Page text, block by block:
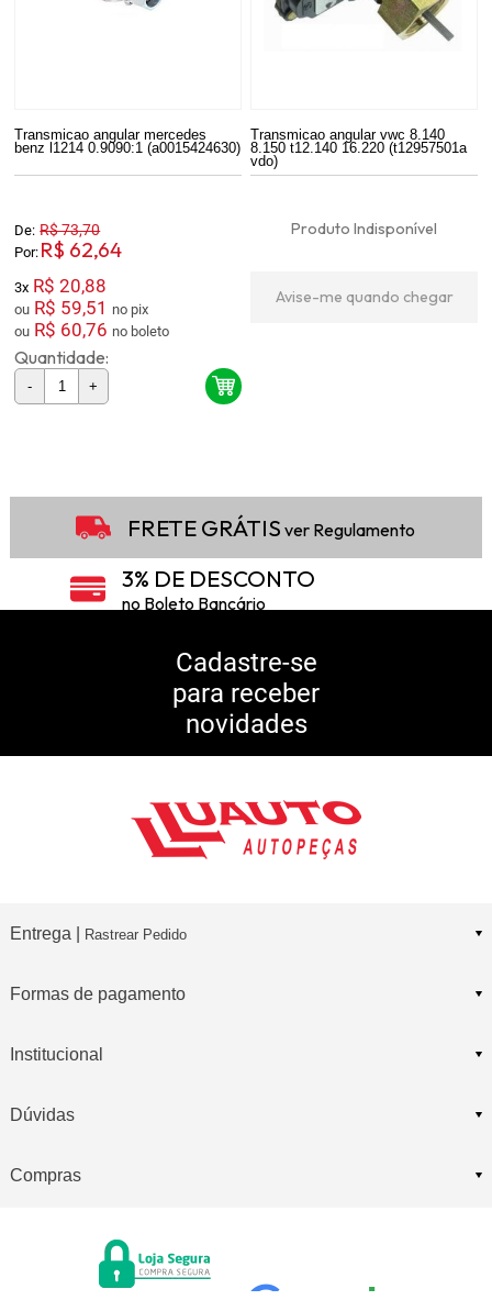
Transmicao angular mercedes
benz l1214 0.9090:1 (a0015424630)
De: R$ 73,70
Por: R$ 62,64
3x R$ 20,88
ou R$ 59,51
no pix
ou R$ 60,76 no boleto
Quantidade:
- +
Transmicao angular vwc 8.140
8.150 t12.140 16.220 (t12957501a
vdo)
Produto Indisponível
Avise-me quando chegar
FRETE GRÁTIS ver Regulamento
3% DE DESCONTO
no Boleto Bancário
5% DE DESCONTO
10% DE CASHBACK
Consulte Regulamento
Cadastre-se
para receber
novidades
Entrega | Rastrear Pedido
Formas de pagamento
Institucional
Dúvidas
Compras